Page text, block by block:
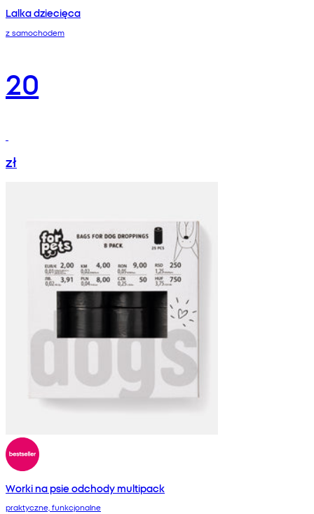
Lalka dziecięca
z samochodem
20
zł
Worki na psie odchody multipack
praktyczne, funkcjonalne